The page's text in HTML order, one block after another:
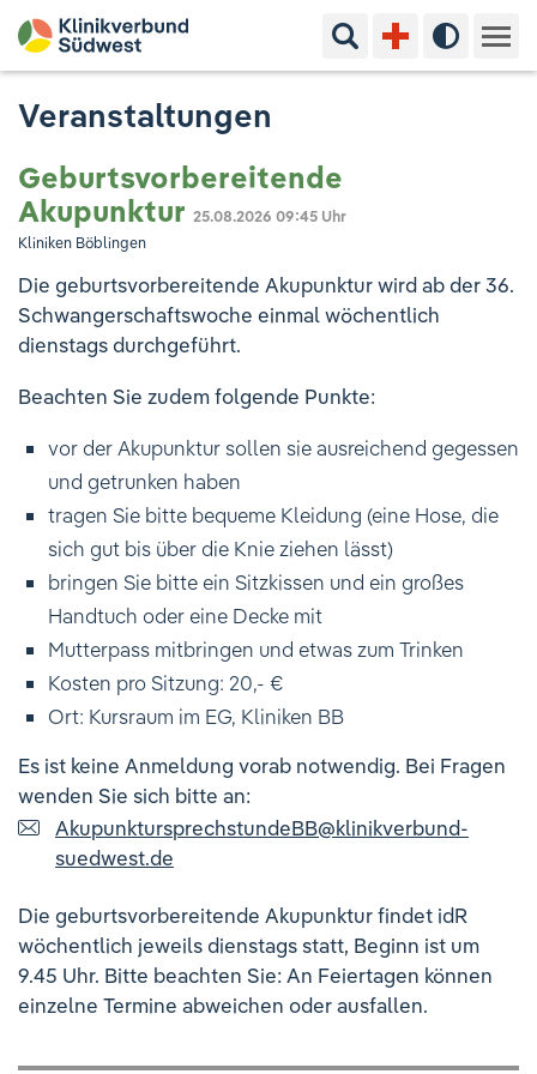
Suchbegriff eingeben
Hoher
Kliniken & Experten
Ihr Aufenthalt
Pflege & Beratung
Ausbildung & Studium
Jobs & Karriere
Standorte & Kontakt Aktuelles
Veranstaltungen
Ihre Meinung ist uns wichtig!
Veranstaltungen
Geburtsvorbereitende
Akupunktur 25.08.2026 09:45 Uhr
Kliniken Böblingen
Die geburtsvorbereitende Akupunktur wird ab der 36.
Schwangerschaftswoche einmal wöchentlich
dienstags durchgeführt.
Beachten Sie zudem folgende Punkte:
vor der Akupunktur sollen sie ausreichend gegessen
und getrunken haben
tragen Sie bitte bequeme Kleidung (eine Hose, die
sich gut bis über die Knie ziehen lässt)
bringen Sie bitte ein Sitzkissen und ein großes
Handtuch oder eine Decke mit
Mutterpass mitbringen und etwas zum Trinken
Kosten pro Sitzung: 20,- €
Ort: Kursraum im EG, Kliniken BB
Es ist keine Anmeldung vorab notwendig. Bei Fragen
wenden Sie sich bitte an:
AkupunktursprechstundeBB@klinikverbund-
suedwest.de
Die geburtsvorbereitende Akupunktur findet idR
wöchentlich jeweils dienstags statt, Beginn ist um
9.45 Uhr. Bitte beachten Sie: An Feiertagen können
einzelne Termine abweichen oder ausfallen.